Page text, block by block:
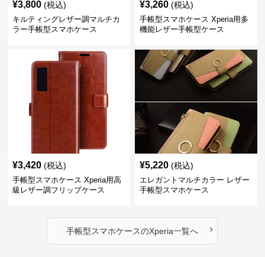
¥3,800 (税込)
キルティングレザー調マルチカ
ラー手帳型スマホケース
¥3,260 (税込)
手帳型スマホケース Xperia用多
機能レザー手帳型ケース
¥3,420 (税込)
手帳型スマホケース Xperia用高
級レザー調フリップケース
¥5,220 (税込)
エレガントマルチカラー レザー
手帳型スマホケース
手帳型スマホケースのXperia一覧へ ›